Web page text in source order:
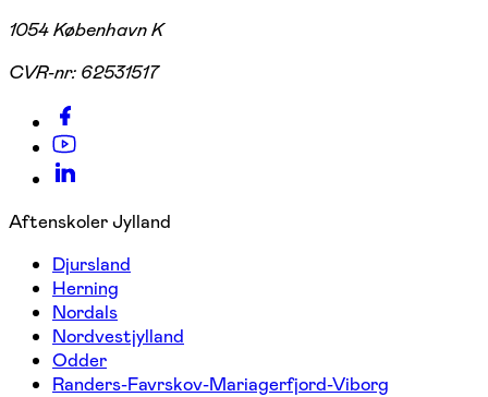
1054 København K
CVR-nr: 62531517
Aftenskoler Jylland
Djursland
Herning
Nordals
Nordvestjylland
Odder
Randers-Favrskov-Mariagerfjord-Viborg